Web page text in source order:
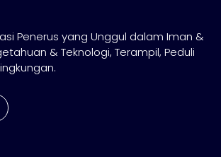
Penerus yang Unggul dalam Iman &
& Teknologi, Terampil, Peduli